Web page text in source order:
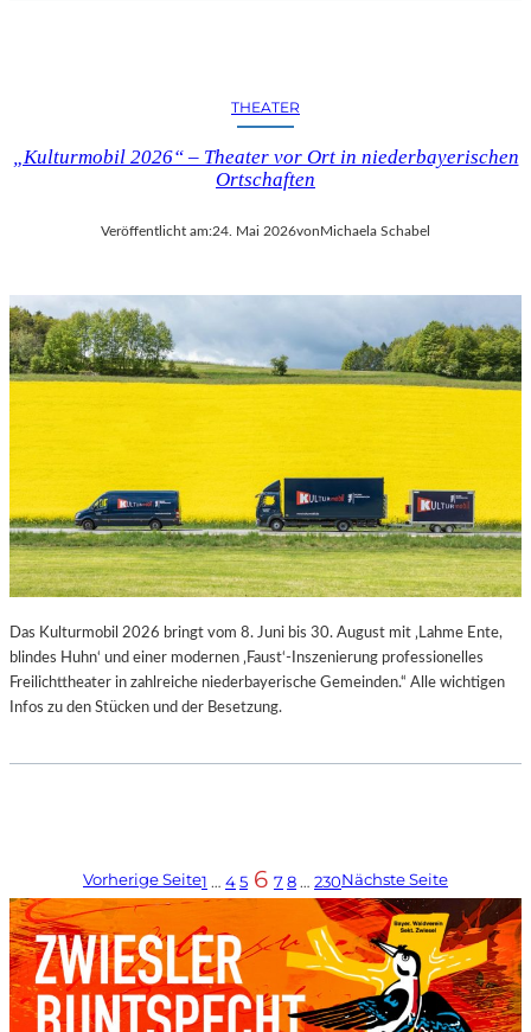
THEATER
„Kulturmobil 2026“ – Theater vor Ort in niederbayerischen
Ortschaften
Veröffentlicht am:24. Mai 2026vonMichaela Schabel
Das Kulturmobil 2026 bringt vom 8. Juni bis 30. August mit ‚Lahme Ente,
blindes Huhn‘ und einer modernen ‚Faust‘-Inszenierung professionelles
Freilichttheater in zahlreiche niederbayerische Gemeinden.“ Alle wichtigen
Infos zu den Stücken und der Besetzung.
Vorherige Seite1 … 45 6 78 … 230Nächste Seite